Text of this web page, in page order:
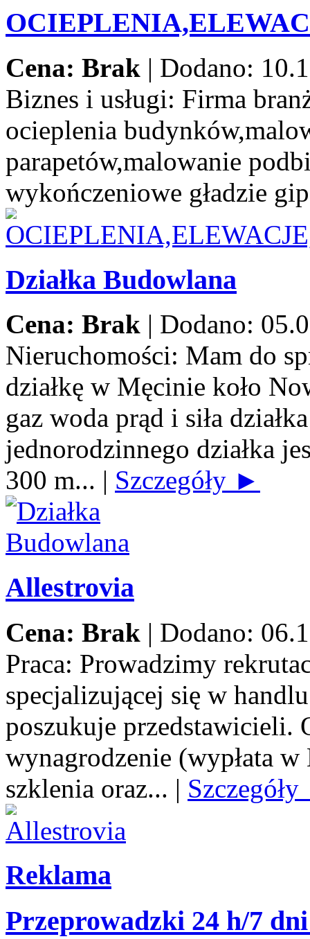
Cena: Brak | Dodano:
Biznes i usługi: Firma
ocieplenia
parapetów,malowanie
wykończeniowe gładzie
Działka Budowlana
Cena: Brak | Dodano:
Nieruchomości: Mam do
działkę w Męcinie koło
gaz woda prąd i siła
jednorodzinnego działka
300 m... | Szczegóły ►
Allestrovia
Cena: Brak | Dodano:
Praca: Prowadzimy
specjalizującej się w
poszukuje przedstawicieli.
wynagrodzenie (wypłata
szklenia oraz... |
Reklama
Przeprowadzki 24 h/7